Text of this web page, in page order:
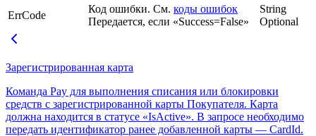
ErrCode
Код ошибки. См. коды ошибок
Передается, если «Success=False»
String
Optional
Зарегистрированная карта
Команда Pay для выполнения списания или блокировки
средств с зарегистрированной карты Покупателя. Карта
должна находится в статусе «IsActive». В запросе необходимо
передать идентификатор ранее добавленной карты — CardId.